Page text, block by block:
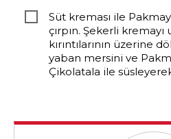
Süt kreması ile
çırpın. Şekerli kremayı
kırıntılarının üzerine
yaban mersini ve
Çikolatala ile